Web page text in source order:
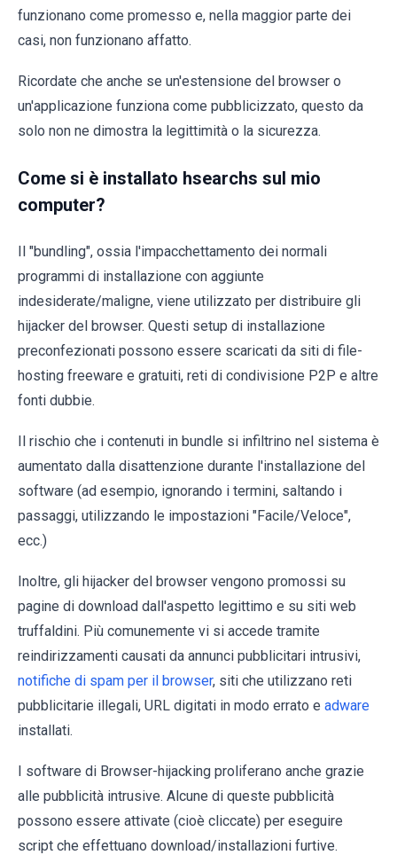
funzionano come promesso e, nella maggior parte dei
casi, non funzionano affatto.
Ricordate che anche se un'estensione del browser o
un'applicazione funziona come pubblicizzato, questo da
solo non ne dimostra la legittimità o la sicurezza.
Come si è installato hsearchs sul mio
computer?
Il "bundling", ossia l'impacchettamento dei normali
programmi di installazione con aggiunte
indesiderate/maligne, viene utilizzato per distribuire gli
hijacker del browser. Questi setup di installazione
preconfezionati possono essere scaricati da siti di file-
hosting freeware e gratuiti, reti di condivisione P2P e altre
fonti dubbie.
Il rischio che i contenuti in bundle si infiltrino nel sistema è
aumentato dalla disattenzione durante l'installazione del
software (ad esempio, ignorando i termini, saltando i
passaggi, utilizzando le impostazioni "Facile/Veloce",
ecc.)
Inoltre, gli hijacker del browser vengono promossi su
pagine di download dall'aspetto legittimo e su siti web
truffaldini. Più comunemente vi si accede tramite
reindirizzamenti causati da annunci pubblicitari intrusivi,
notifiche di spam per il browser, siti che utilizzano reti
pubblicitarie illegali, URL digitati in modo errato e adware
installati.
I software di Browser-hijacking proliferano anche grazie
alle pubblicità intrusive. Alcune di queste pubblicità
possono essere attivate (cioè cliccate) per eseguire
script che effettuano download/installazioni furtive.